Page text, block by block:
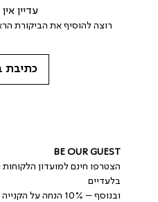
עדיין
רוצה להוסיף את הביקורת
כתיבת
BE OUR GUEST
בלעדיים
ובנוסף – 10% הנחה על הקנייה הקרובה